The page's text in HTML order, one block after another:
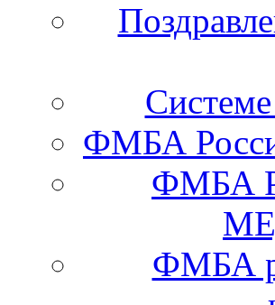
ФМБА
ФМБА
ФМБА